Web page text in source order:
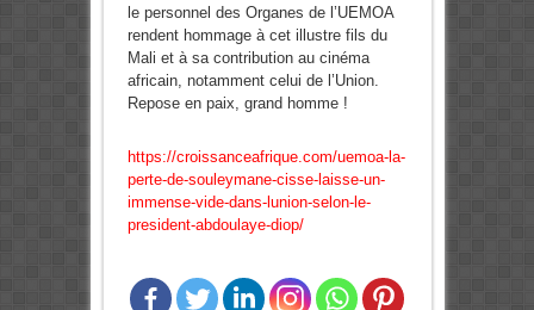
le personnel des Organes de l’UEMOA
rendent hommage à cet illustre fils du
Mali et à sa contribution au cinéma
africain, notamment celui de l’Union.
Repose en paix, grand homme !
https://croissanceafrique.com/uemoa-la-
perte-de-souleymane-cisse-laisse-un-
immense-vide-dans-lunion-selon-le-
president-abdoulaye-diop/